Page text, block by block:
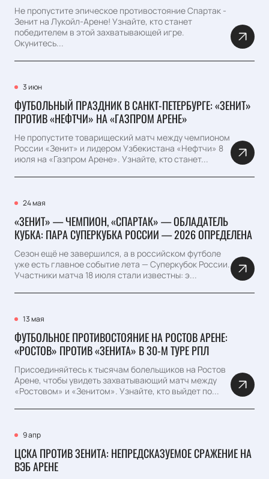
Не пропустите эпическое противостояние Спартак -
Зенит на Лукойл-Арене! Узнайте, кто станет
победителем в этой захватывающей игре.
Окунитесь...
3 июн
ФУТБОЛЬНЫЙ ПРАЗДНИК В САНКТ-ПЕТЕРБУРГЕ: «ЗЕНИТ»
ПРОТИВ «НЕФТЧИ» НА «ГАЗПРОМ АРЕНЕ»
Не пропустите товарищеский матч между чемпионом
России «Зенит» и лидером Узбекистана «Нефтчи» 8
июля на «Газпром Арене». Узнайте, кто станет...
24 мая
«ЗЕНИТ» — ЧЕМПИОН, «СПАРТАК» — ОБЛАДАТЕЛЬ
КУБКА: ПАРА СУПЕРКУБКА РОССИИ — 2026 ОПРЕДЕЛЕНА
Сезон ещё не завершился, а в российском футболе
уже есть главное событие лета — Суперкубок России.
Участники матча 18 июля стали известны: э...
13 мая
ФУТБОЛЬНОЕ ПРОТИВОСТОЯНИЕ НА РОСТОВ АРЕНЕ:
«РОСТОВ» ПРОТИВ «ЗЕНИТА» В 30-М ТУРЕ РПЛ
Присоединяйтесь к тысячам болельщиков на Ростов
Арене, чтобы увидеть захватывающий матч между
«Ростовом» и «Зенитом». Узнайте, кто выйдет по...
9 апр
ЦСКА ПРОТИВ ЗЕНИТА: НЕПРЕДСКАЗУЕМОЕ СРАЖЕНИЕ НА
ВЭБ АРЕНЕ